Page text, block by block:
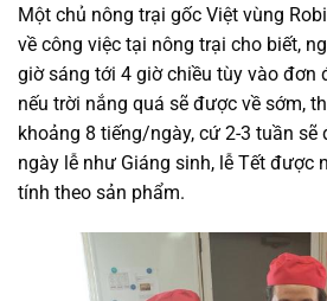
Một chủ nông trại gốc Việt vùng
về công việc tại nông trại cho biết,
giờ sáng tới 4 giờ chiều tùy vào đơn
nếu trời nắng quá sẽ được về sớm,
khoảng 8 tiếng/ngày, cứ 2-3 tuần sẽ
ngày lễ như Giáng sinh, lễ Tết được
tính theo sản phẩm.